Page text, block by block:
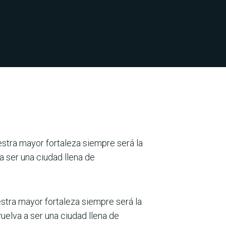
mayor fortaleza siempre será la
ser una ciudad llena de
mayor fortaleza siempre será la
a ser una ciudad llena de